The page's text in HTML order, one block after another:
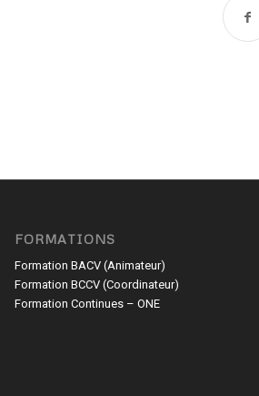
FORMATIONS
Formation BACV (Animateur)
Formation BCCV (Coordinateur)
Formation Continues – ONE